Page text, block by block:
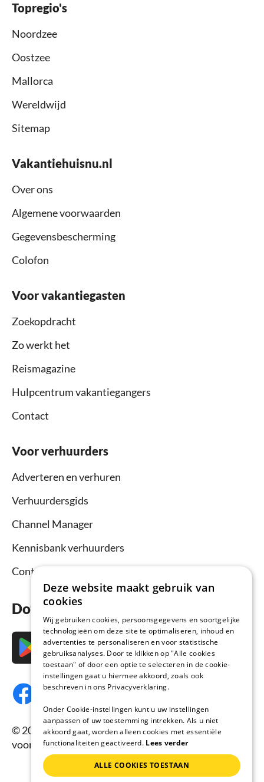
Topregio's
Noordzee
Oostzee
Mallorca
Wereldwijd
Sitemap
Vakantiehuisnu.nl
Over ons
Algemene voorwaarden
Gegevensbescherming
Colofon
Voor vakantiegasten
Zoekopdracht
Zo werkt het
Reismagazine
Hulpcentrum vakantiegangers
Contact
Voor verhuurders
Adverteren en verhuren
Verhuurdersgids
Channel Manager
Kennisbank verhuurders
Contact
Download nu de app
© 2026 Vakantiehuisnu.nl, Alle rechten
voorbehouden.
Deze website maakt gebruik van
cookies
Wij gebruiken cookies, persoonsgegevens en soortgelijke
technologieën om deze site te optimaliseren, inhoud en
advertenties te personaliseren en voor statistische
gebruiksanalyses. Door te klikken op "Alle cookies
toestaan" of door een optie te selecteren in de cookie-
instellingen gaat u hiermee akkoord, zoals ook
beschreven in ons Privacyverklaring.
Onder Cookie-instellingen kunt u uw instellingen
aanpassen of uw toestemming intrekken. Als u niet
akkoord gaat, worden alleen cookies met essentiële
functionaliteiten geactiveerd. Lees verder
ALLE COOKIES TOESTAAN